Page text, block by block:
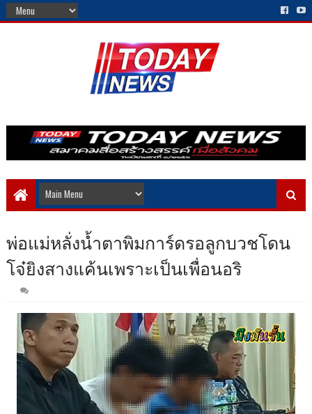
พ่อแม่หลั่งน้ำตาพิมการ์ดรอลูกบวชโดน
โจ๋ยิงสางแค้นเพราะเป็นเพื่อนอริ